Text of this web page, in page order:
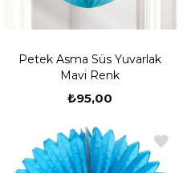
Petek Asma Süs Yuvarlak
Mavi Renk
₺95,00